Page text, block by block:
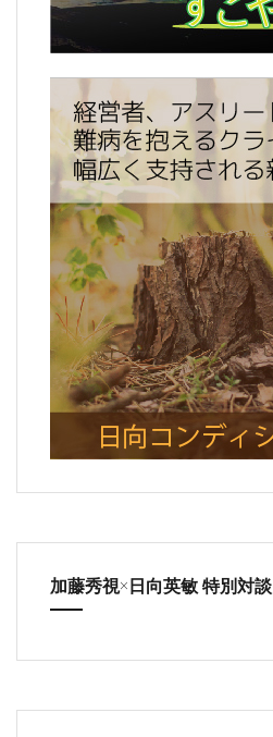
加藤秀視×日向英敏 特別対談